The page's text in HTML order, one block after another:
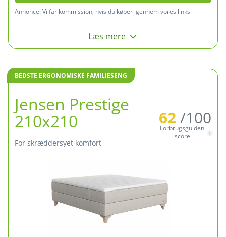
Annonce:Vi får kommission, hvis du køber igennem vores links
Læs mere
BEDSTE ERGONOMISKE FAMILIESENG
Jensen Prestige
210x210
for skræddersyet komfort
62/100
Forbrugsguiden
score